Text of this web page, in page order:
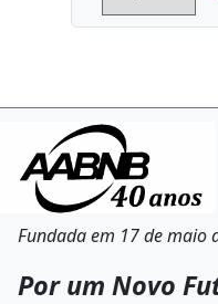
Fundada em 17 de maio
Por um Novo